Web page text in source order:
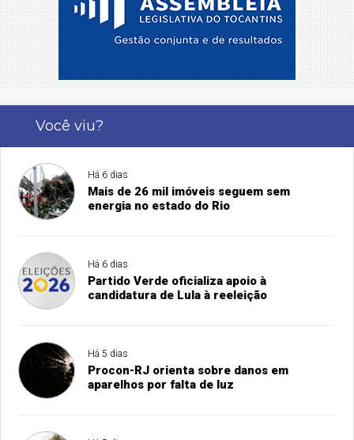
Você viu?
Há 6 dias
Mais de 26 mil imóveis seguem sem
energia no estado do Rio
Há 6 dias
Partido Verde oficializa apoio à
candidatura de Lula à reeleição
Há 5 dias
Procon-RJ orienta sobre danos em
aparelhos por falta de luz